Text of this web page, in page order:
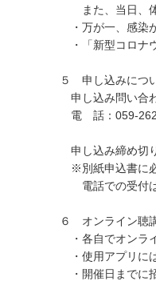
また、当日、体
・万が一、感染
・「新型コロナ
５ 申し込みにつ
申し込み問い合
電 話：059-
申し込み締め切
※別紙申込書に必
電話での受付は
６ オンライン聴
・各自でオンラ
・使用アプリに
・開催日までに